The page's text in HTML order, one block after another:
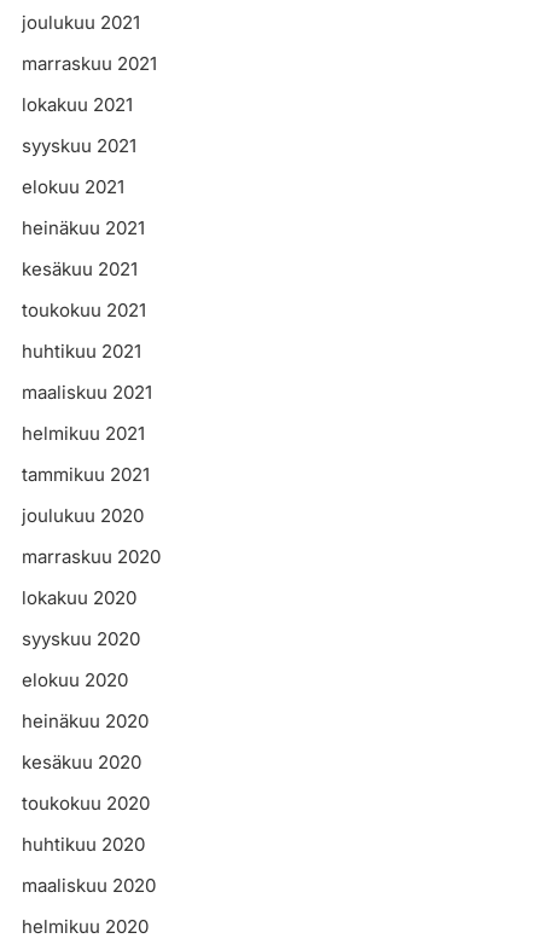
joulukuu 2021
marraskuu 2021
lokakuu 2021
syyskuu 2021
elokuu 2021
heinäkuu 2021
kesäkuu 2021
toukokuu 2021
huhtikuu 2021
maaliskuu 2021
helmikuu 2021
tammikuu 2021
joulukuu 2020
marraskuu 2020
lokakuu 2020
syyskuu 2020
elokuu 2020
heinäkuu 2020
kesäkuu 2020
toukokuu 2020
huhtikuu 2020
maaliskuu 2020
helmikuu 2020